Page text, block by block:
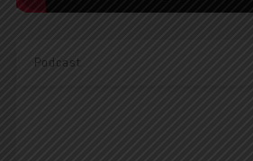
Podcast